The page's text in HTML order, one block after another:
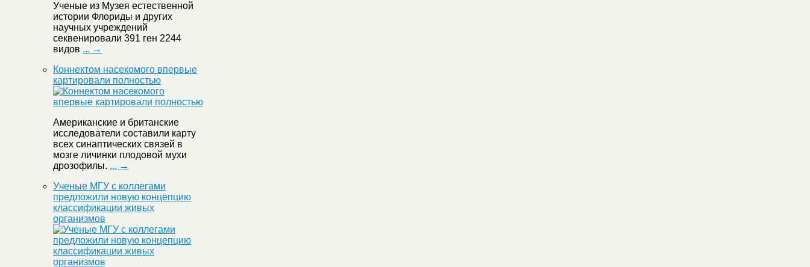
Ученые из Музея естественной
истории Флориды и других
научных учреждений
секвенировали 391 ген 2244
видов ... →
Коннектом насекомого впервые
картировали полностью
Американские и британские
исследователи составили карту
всех синаптических связей в
мозге личинки плодовой мухи
дрозофилы. ... →
Ученые МГУ с коллегами
предложили новую концепцию
классификации живых
организмов